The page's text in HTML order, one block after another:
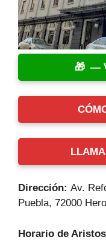
—
Dirección: Av.
Puebla, 72000
Horario de